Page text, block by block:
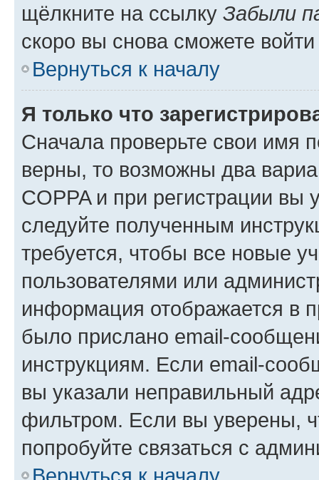
щёлкните на ссылку Забыли
скоро вы снова сможете
Вернуться к началу
Я только что
Сначала проверьте свои имя
верны, то возможны два
COPPA и при регистрации вы
следуйте полученным
требуется, чтобы все новые
пользователями или
информация отображается в
было прислано email-
инструкциям. Если email-
вы указали неправильный
фильтром. Если вы уверены,
попробуйте связаться с
Вернуться к началу